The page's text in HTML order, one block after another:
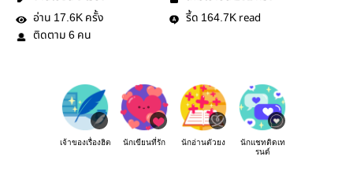
อ่าน 17.6K ครั้ง รี้ด 164.7K read
ติดตาม 6 คน
เจ้าของเรื่องฮิต นักเขียนที่รัก นักอ่านตัวยง
นักแชทติดเท
รนด์